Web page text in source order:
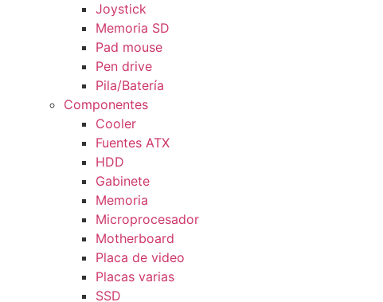
Joystick
Memoria SD
Pad mouse
Pen drive
Pila/Batería
Componentes
Cooler
Fuentes ATX
HDD
Gabinete
Memoria
Microprocesador
Motherboard
Placa de video
Placas varias
SSD